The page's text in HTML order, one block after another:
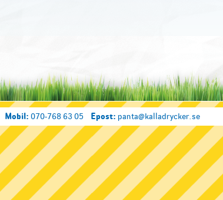
Mobil: 070-768 63 05 Epost: panta@kalladrycker.se